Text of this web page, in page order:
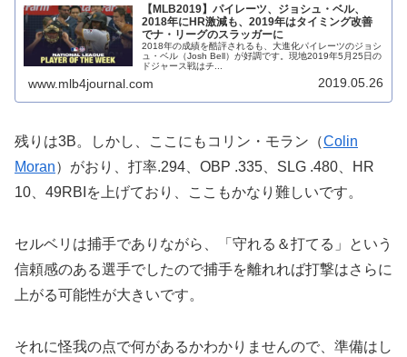
【MLB2019】パイレーツ、ジョシュ・ベル、
2018年にHR激減も、2019年はタイミング改善
でナ・リーグのスラッガーに
2018年の成績を酷評されるも、大進化パイレーツのジョシ
ュ・ベル（Josh Bell）が好調です。現地2019年5月25日の
ドジャース戦はチ...
www.mlb4journal.com 2019.05.26
残りは3B。しかし、ここにもコリン・モラン（Colin
Moran）がおり、打率.294、OBP .335、SLG .480、HR
10、49RBIを上げており、ここもかなり難しいです。
セルベリは捕手でありながら、「守れる＆打てる」という
信頼感のある選手でしたので捕手を離れれば打撃はさらに
上がる可能性が大きいです。
それに怪我の点で何があるかわかりませんので、準備はし